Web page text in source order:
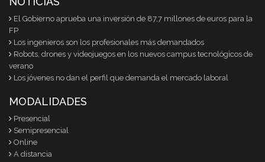
El Gobierno aprueba una inversión de 87,7 millones de euros para la
FP
Los ingenieros son los profesionales más demandados
Robots, drones y videojuegos en los nuevos campus tecnológicos de
verano
Los jóvenes no dan el perfil que demanda el mercado laboral
MODALIDADES
Presencial
Semipresencial
Online
A distancia